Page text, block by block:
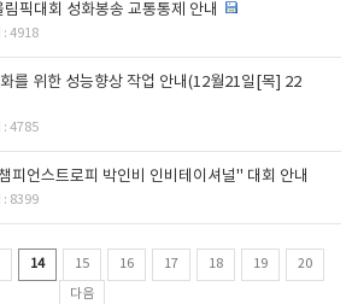
픽대회 성화봉송 교통통제 안내
: 4918
를 위한 성능향상 작업 안내(12월21일[목] 22
: 4785
피언스트로피 박인비 인비테이셔널" 대회 안내
: 8399
14 15 16 17 18 19
20
다음